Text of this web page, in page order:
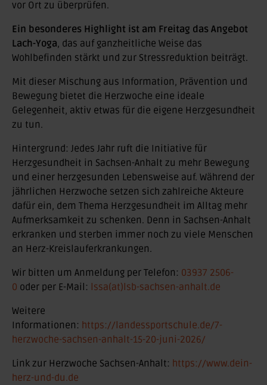
vor Ort zu überprüfen.
Ein besonderes Highlight ist am Freitag das Angebot
Lach-Yoga, das auf ganzheitliche Weise das
Wohlbefinden stärkt und zur Stressreduktion beiträgt.
Mit dieser Mischung aus Information, Prävention und
Bewegung bietet die Herzwoche eine ideale
Gelegenheit, aktiv etwas für die eigene Herzgesundheit
zu tun.
Hintergrund: Jedes Jahr ruft die Initiative für
Herzgesundheit in Sachsen-Anhalt zu mehr Bewegung
und einer herzgesunden Lebensweise auf. Während der
jährlichen Herzwoche setzen sich zahlreiche Akteure
dafür ein, dem Thema Herzgesundheit im Alltag mehr
Aufmerksamkeit zu schenken. Denn in Sachsen-Anhalt
erkranken und sterben immer noch zu viele Menschen
an Herz-Kreislauferkrankungen.
Wir bitten um Anmeldung per Telefon: 03937 2506-
0 oder per E-Mail: lssa(at)lsb-sachsen-anhalt.de
Weitere
Informationen: https://landessportschule.de/7-
herzwoche-sachsen-anhalt-15-20-juni-2026/
Link zur Herzwoche Sachsen-Anhalt: https://www.dein-
herz-und-du.de